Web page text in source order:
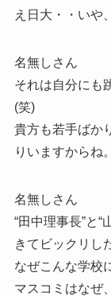
え日大・・いや
名無しさん
それは自分にも
(笑)
貴方も若手ばか
りいますからね。
名無しさん
“田中理事長”と
きてビックリし
なぜこんな学校
マスコミはなぜ